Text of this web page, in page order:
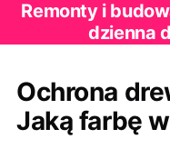
Remonty i
dzienna
Ochrona
Jaką farbę